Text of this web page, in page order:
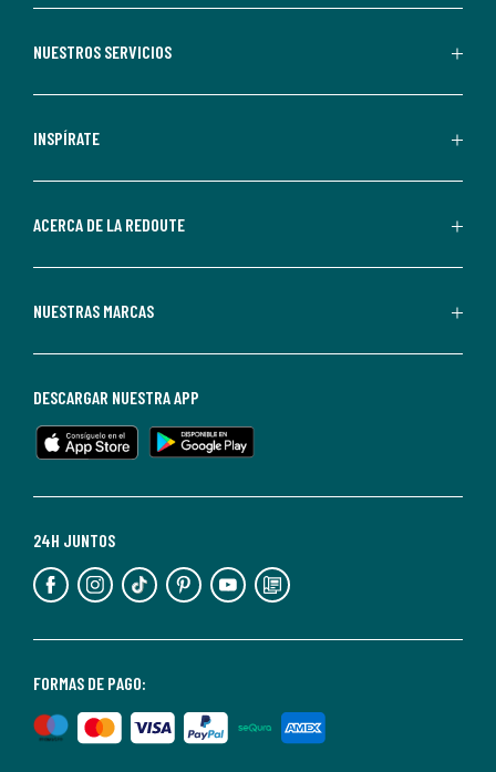
aceptas
comerciales
personalizadas
parte
Redoute.
de
en
cualquier
Para
información,
puedes
nuestra
de
privacidad</2>.
NUESTROS SERVICIOS
INSPÍRATE
ACERCA DE LA REDOUTE
NUESTRAS MARCAS
FORMAS DE PAGO:
24H JUNTOS
DESCARGAR NUESTRA APP